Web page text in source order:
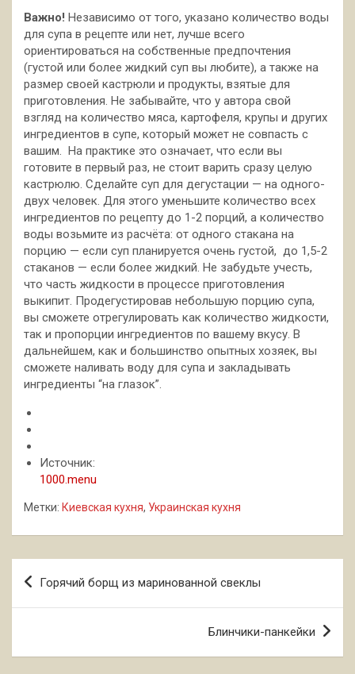
Важно! Независимо от того, указано количество воды
для супа в рецепте или нет, лучше всего
ориентироваться на собственные предпочтения
(густой или более жидкий суп вы любите), а также на
размер своей кастрюли и продукты, взятые для
приготовления. Не забывайте, что у автора свой
взгляд на количество мяса, картофеля, крупы и других
ингредиентов в супе, который может не совпасть с
вашим. На практике это означает, что если вы
готовите в первый раз, не стоит варить сразу целую
кастрюлю. Сделайте суп для дегустации — на одного-
двух человек. Для этого уменьшите количество всех
ингредиентов по рецепту до 1-2 порций, а количество
воды возьмите из расчёта: от одного стакана на
порцию — если суп планируется очень густой, до 1,5-2
стаканов — если более жидкий. Не забудьте учесть,
что часть жидкости в процессе приготовления
выкипит. Продегустировав небольшую порцию супа,
вы сможете отрегулировать как количество жидкости,
так и пропорции ингредиентов по вашему вкусу. В
дальнейшем, как и большинство опытных хозяек, вы
сможете наливать воду для супа и закладывать
ингредиенты “на глазок”.
Источник:
1000.menu
Метки: Киевская кухня, Украинская кухня
Навигация
Горячий борщ из маринованной свеклы
Блинчики-панкейки